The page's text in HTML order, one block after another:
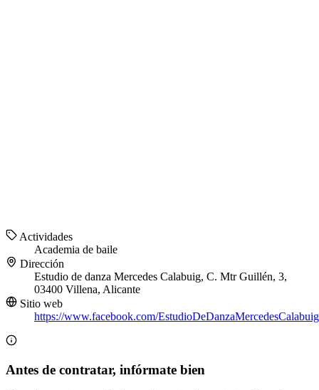
Actividades
Academia de baile
Dirección
Estudio de danza Mercedes Calabuig, C. Mtr Guillén, 3,
03400 Villena, Alicante
Sitio web
https://www.facebook.com/
Antes de contratar, infórmate bien